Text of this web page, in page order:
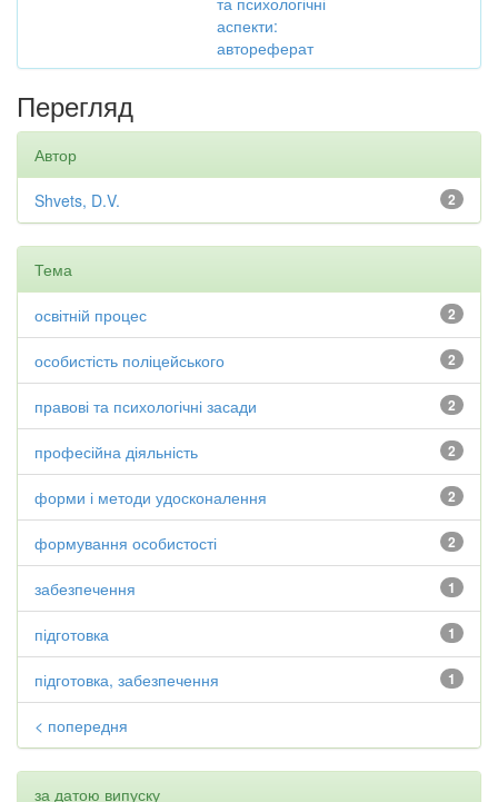
аспекти:
автореферат
Перегляд
Автор
2
Shvets, D.V.
Тема
2
освітній процес
2
особистість поліцейського
2
правові та психологічні засади
2
професійна діяльність
2
форми і методи удосконалення
2
формування особистості
1
забезпечення
1
підготовка
1
підготовка, забезпечення
< попередня
за датою випуску